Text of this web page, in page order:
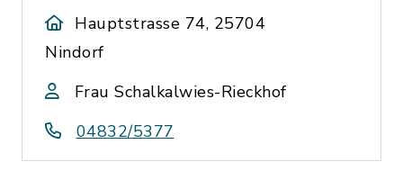
Hauptstrasse 74, 25704
Nindorf
Frau Schalkalwies-Rieckhof
04832/5377